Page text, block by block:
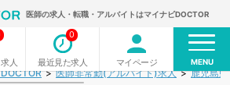
医師の求人・転職・アルバイトはマイナビDOCTOR
人 最近見た求人
0
マイページ MENU
医師非常勤(アルバイト)求人 鹿児島県